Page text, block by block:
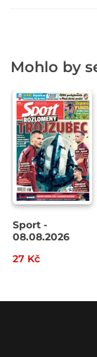
Mohlo by
Sport -
08.08.2026
27 Kč